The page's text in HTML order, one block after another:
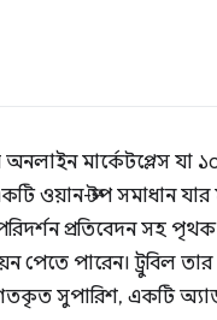
মার্কেটপ্লেস যা
ওয়ান-স্টপ সমাধান
পরিদর্শন প্রতিবেদন সহ
পেতে পারেন। ট্রুবিল
সুপারিশ, একটি